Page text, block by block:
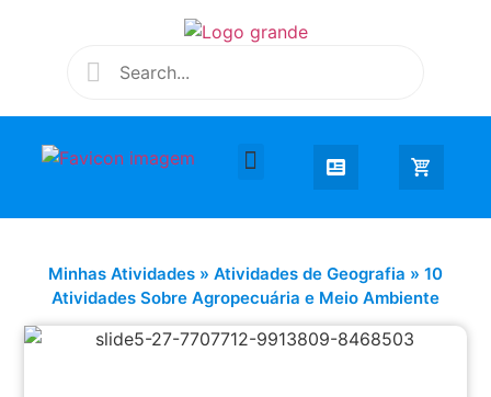
Minhas Atividades » Atividades de Geografia » 10
Atividades Sobre Agropecuária e Meio Ambiente